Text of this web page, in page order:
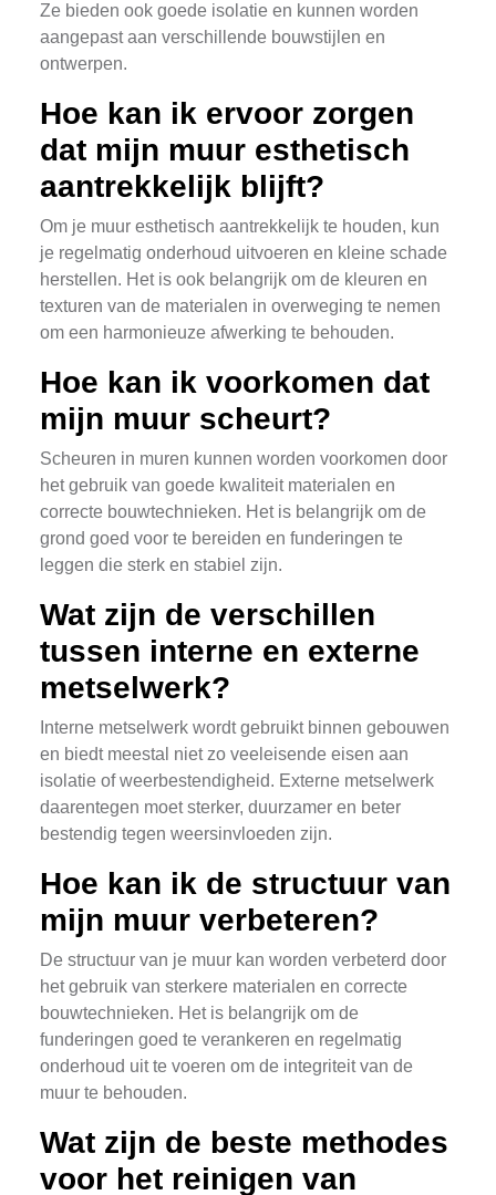
Ze bieden ook goede isolatie en kunnen worden
aangepast aan verschillende bouwstijlen en
ontwerpen.
Hoe kan ik ervoor zorgen
dat mijn muur esthetisch
aantrekkelijk blijft?
Om je muur esthetisch aantrekkelijk te houden, kun
je regelmatig onderhoud uitvoeren en kleine schade
herstellen. Het is ook belangrijk om de kleuren en
texturen van de materialen in overweging te nemen
om een harmonieuze afwerking te behouden.
Hoe kan ik voorkomen dat
mijn muur scheurt?
Scheuren in muren kunnen worden voorkomen door
het gebruik van goede kwaliteit materialen en
correcte bouwtechnieken. Het is belangrijk om de
grond goed voor te bereiden en funderingen te
leggen die sterk en stabiel zijn.
Wat zijn de verschillen
tussen interne en externe
metselwerk?
Interne metselwerk wordt gebruikt binnen gebouwen
en biedt meestal niet zo veeleisende eisen aan
isolatie of weerbestendigheid. Externe metselwerk
daarentegen moet sterker, duurzamer en beter
bestendig tegen weersinvloeden zijn.
Hoe kan ik de structuur van
mijn muur verbeteren?
De structuur van je muur kan worden verbeterd door
het gebruik van sterkere materialen en correcte
bouwtechnieken. Het is belangrijk om de
funderingen goed te verankeren en regelmatig
onderhoud uit te voeren om de integriteit van de
muur te behouden.
Wat zijn de beste methodes
voor het reinigen van